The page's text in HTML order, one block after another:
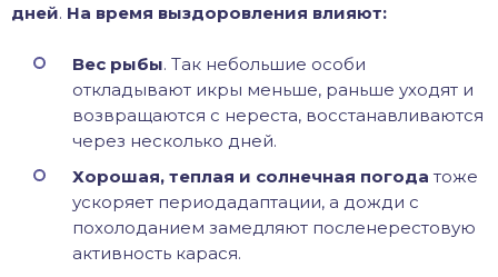
дней. На время выздоровления влияют:
Вес рыбы. Так небольшие особи
откладывают икры меньше, раньше уходят и
возвращаются с нереста, восстанавливаются
через несколько дней.
Хорошая, теплая и солнечная погода тоже
ускоряет периодадаптации, а дожди с
похолоданием замедляют посленерестовую
активность карася.